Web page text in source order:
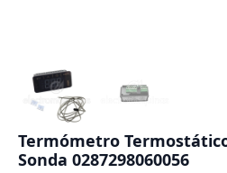
Termómetro
Sonda 0287298060056